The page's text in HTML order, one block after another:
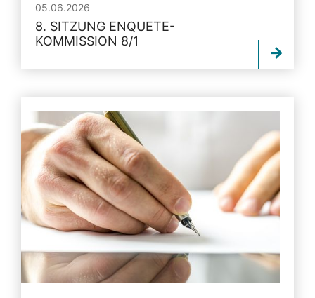
05.06.2026
8. SITZUNG ENQUETE-
KOMMISSION 8/1